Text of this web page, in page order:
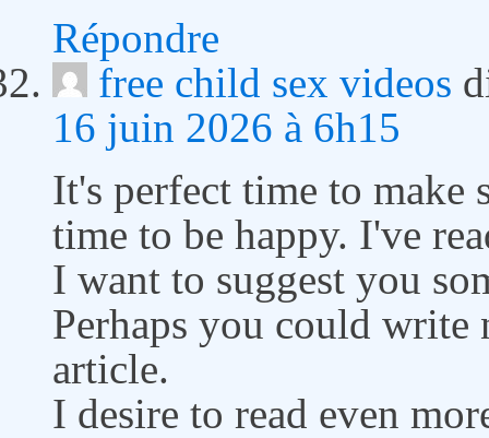
Répondre
free child sex videos
16 juin 2026 à 6h15
It's perfect time to make
time to be happy. I've
I want to suggest you
Perhaps you could
article.
I desire to read even